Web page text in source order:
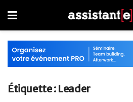
Étiquette : Leader